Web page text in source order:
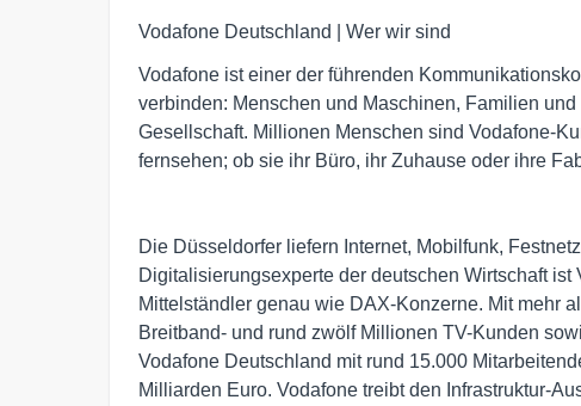
Vodafone Deutschland | Wer wir sind
Vodafone ist einer der führenden
verbinden: Menschen und Maschinen, Familien
Gesellschaft. Millionen Menschen sind Vodafone-
fernsehen; ob sie ihr Büro, ihr Zuhause oder ihre
Die Düsseldorfer liefern Internet, Mobilfunk,
Digitalisierungsexperte der deutschen Wirtschaft
Mittelständler genau wie DAX-Konzerne. Mit mehr
Breitband- und rund zwölf Millionen TV-Kunden
Vodafone Deutschland mit rund 15.000
Milliarden Euro. Vodafone treibt den Infrastruktur-